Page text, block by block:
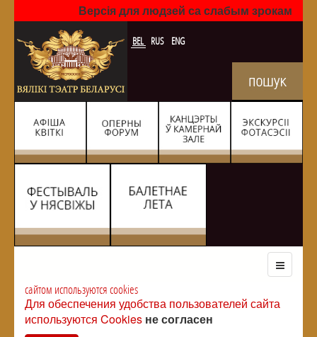
Версія для людзей са слабым зрокам
BEL RUS ENG
сайтом используются cookies
Для обеспечения удобства пользователей сайта
используются Cookies не согласен